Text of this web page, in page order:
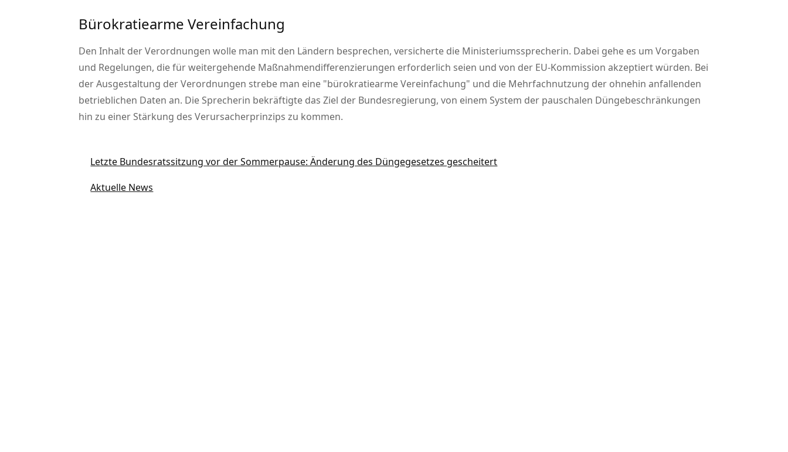
Bürokratiearme Vereinfachung
Den Inhalt der Verordnungen wolle man mit den Ländern besprechen, versicherte die Ministeriumssprecherin. Dabei gehe es um Vorgaben
und Regelungen, die für weitergehende Maßnahmendifferenzierungen erforderlich seien und von der EU-Kommission akzeptiert würden. Bei
der Ausgestaltung der Verordnungen strebe man eine bürokratiearme Vereinfachung und die Mehrfachnutzung der ohnehin anfallenden
betrieblichen Daten an. Die Sprecherin bekräftigte das Ziel der Bundesregierung, von einem System der pauschalen Düngebeschränkungen
hin zu einer Stärkung des Verursacherprinzips zu kommen.
Letzte Bundesratssitzung vor der Sommerpause: Änderung des Düngegesetzes gescheitert
Aktuelle News